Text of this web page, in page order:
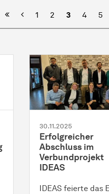
Vorherige
1 2 3 4 5
30.11.2025
Erfolgreicher
Abschluss im
Verbundprojekt
IDEAS
IDEAS feierte das